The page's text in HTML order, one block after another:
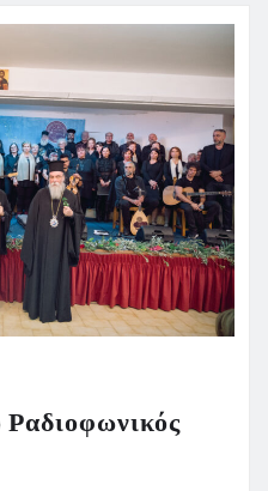
Ραδιοφωνικός